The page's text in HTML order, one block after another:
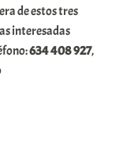
de estos tres
interesadas
634 408 927,